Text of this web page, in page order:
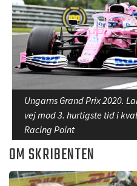
Ungarns Grand Prix 2020.
vej mod 3. hurtigste tid i
Racing Point
OM SKRIBENTEN